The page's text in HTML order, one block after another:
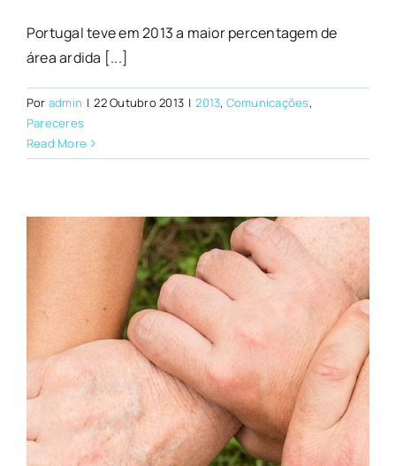
Portugal teve em 2013 a maior percentagem de
área ardida [...]
Por admin | 22 Outubro 2013 | 2013, Comunicações,
Pareceres
Read More